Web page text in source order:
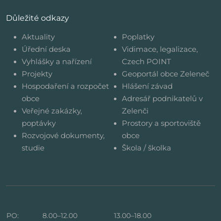
Důležité odkazy
Aktuality
Úřední deska
Vyhlášky a nařízení
Projekty
Hospodaření a rozpočet
obce
Veřejné zakázky,
poptávky
Rozvojové dokumenty,
studie
Poplatky
Vidimace, legalizace,
Czech POINT
Geoportál obce Zeleneč
Hlášení závad
Adresář podnikatelů v
Zelenči
Prostory a sportoviště
obce
Škola / školka
PO: 8.00–12.00 13.00–18.00